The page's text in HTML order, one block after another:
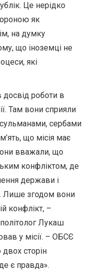
Це нерідко
як
на думку
що іноземці не
які
досвід роботи в
Там вони сприяли
сербами
що місія має
вважали, що
конфліктом, де
держави і
Лише згодом вони
конфлікт, –
Лукаш
у місії. – ОБСЄ
сторін
є правда».